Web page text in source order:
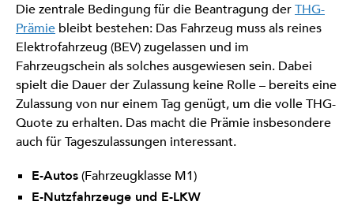
Die zentrale Bedingung für die Beantragung derTHG-
Prämie bleibt bestehen: Das Fahrzeug muss als reines
Elektrofahrzeug (BEV) zugelassen und im
Fahrzeugschein als solches ausgewiesen sein. Dabei
spielt die Dauer der Zulassung keine Rolle – bereits eine
Zulassung von nur einem Tag genügt, um die volle THG-
Quote zu erhalten. Das macht die Prämie insbesondere
auch für Tageszulassungen interessant.
E-Autos(Fahrzeugklasse M1)
E-Nutzfahrzeuge und E-LKW